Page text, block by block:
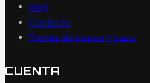
Blog
Contacto
Tienda de pesca y caza
CUENTA